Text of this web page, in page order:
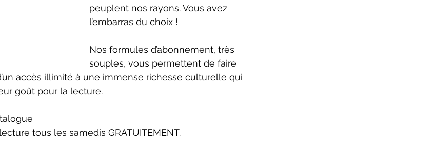
peuplent nos rayons. Vous avez
l’embarras du choix !
Nos formules d’abonnement, très
souples, vous permettent de faire
accès illimité à une immense richesse culturelle qui
goût pour la lecture.
tous les samedis GRATUITEMENT.